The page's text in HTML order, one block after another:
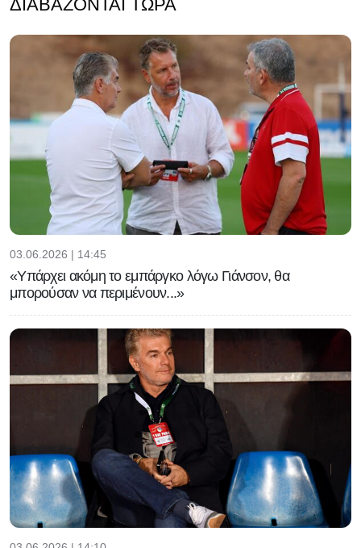
ΔΙΑΒΆΖΟΝΤΑΙ ΤΏΡΑ
03.06.2026 | 14:45
«Υπάρχει ακόμη το εμπάργκο λόγω Γιάνσον, θα
μπορούσαν να περιμένουν...»